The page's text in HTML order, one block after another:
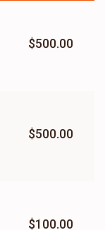
$500.00
$500.00
$100.00